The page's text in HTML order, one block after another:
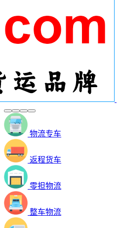
物流专车
返程货车
零担物流
整车物流